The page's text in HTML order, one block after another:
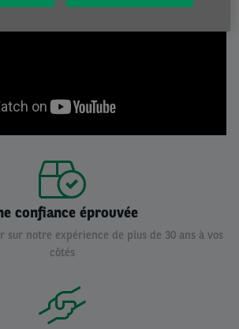
confiance éprouvée
sur notre expérience de plus de 30 ans à vos
côtés